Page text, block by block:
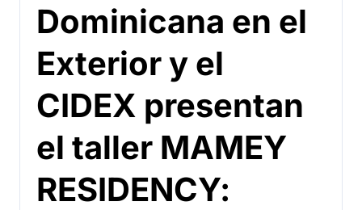
Dominicana en el
Exterior y el
CIDEX presentan
el taller MAMEY
RESIDENCY: